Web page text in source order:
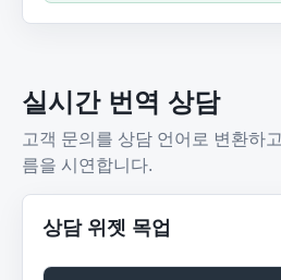
실시간 번역 상담
고객 문의를 상담 언어로 변환하
름을 시연합니다.
상담 위젯 목업